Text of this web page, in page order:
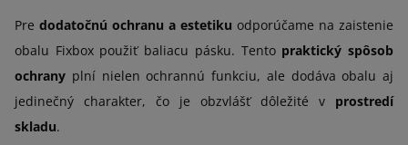
Pre dodatočnú ochranu a estetiku odporúčame na zaistenie
obalu Fixbox použiť baliacu pásku. Tento praktický spôsob
ochrany plní nielen ochrannú funkciu, ale dodáva obalu aj
jedinečný charakter, čo je obzvlášť dôležité v prostredí
skladu.